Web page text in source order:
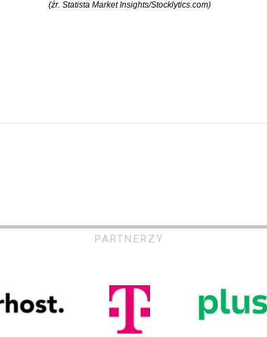
(źr. Statista Market Insights/Stocklytics.com)
PARTNERZY